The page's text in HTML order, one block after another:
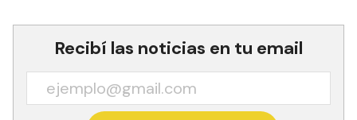
Recibí las noticias en tu email